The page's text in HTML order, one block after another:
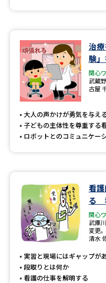
治
験
関心
武蔵
古屋
大人の声かけが勇気を与え
子どもの主体性を尊重する
ロボットとのコミュニケー
看
る
関心
武庫
変更。
清水
実習と現場にはギャップが
段取りとは何か
看護の仕事を解明する